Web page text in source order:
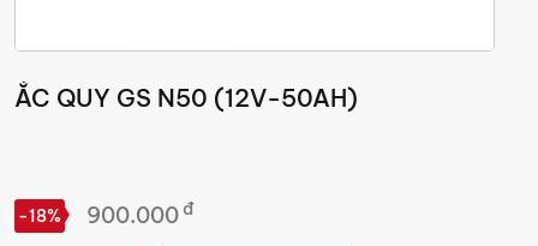
ẮC QUY GS N50 (12V-50AH)
-18% 900.000 đ